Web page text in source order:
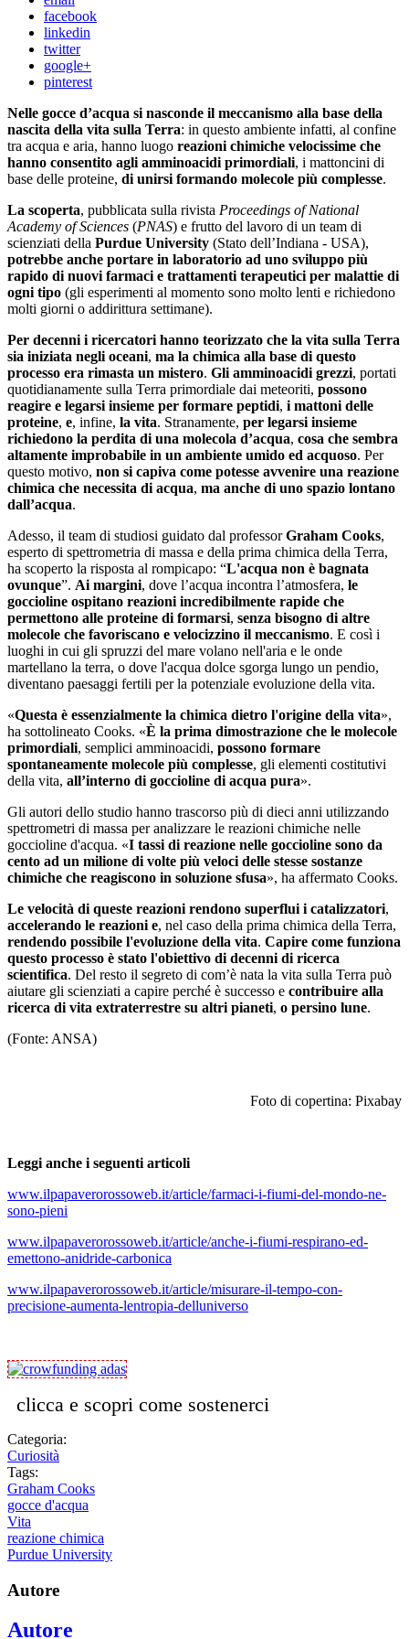
facebook
linkedin
twitter
google+
pinterest
Nelle gocce d’acqua si nasconde il meccanismo alla base della
nascita della vita sulla Terra: in questo ambiente infatti, al confine
tra acqua e aria, hanno luogo reazioni chimiche velocissime che
hanno consentito agli amminoacidi primordiali, i mattoncini di
base delle proteine, di unirsi formando molecole più complesse.
La scoperta, pubblicata sulla rivista Proceedings of National
Academy of Sciences (PNAS) e frutto del lavoro di un team di
scienziati della Purdue University (Stato dell’Indiana - USA),
potrebbe anche portare in laboratorio ad uno sviluppo più
rapido di nuovi farmaci e trattamenti terapeutici per malattie di
ogni tipo (gli esperimenti al momento sono molto lenti e richiedono
molti giorni o addirittura settimane).
Per decenni i ricercatori hanno teorizzato che la vita sulla Terra
sia iniziata negli oceani, ma la chimica alla base di questo
processo era rimasta un mistero. Gli amminoacidi grezzi, portati
quotidianamente sulla Terra primordiale dai meteoriti, possono
reagire e legarsi insieme per formare peptidi, i mattoni delle
proteine, e, infine, la vita. Stranamente, per legarsi insieme
richiedono la perdita di una molecola d’acqua, cosa che sembra
altamente improbabile in un ambiente umido ed acquoso. Per
questo motivo, non si capiva come potesse avvenire una reazione
chimica che necessita di acqua, ma anche di uno spazio lontano
dall’acqua.
Adesso, il team di studiosi guidato dal professorGraham Cooks,
esperto di spettrometria di massa e della prima chimica della Terra,
ha scoperto la risposta al rompicapo: “L'acqua non è bagnata
ovunque”. Ai margini, dove l’acqua incontra l’atmosfera, le
goccioline ospitano reazioni incredibilmente rapide che
permettono alle proteine di formarsi, senza bisogno di altre
molecole che favoriscano e velocizzino il meccanismo. E così i
luoghi in cui gli spruzzi del mare volano nell'aria e le onde
martellano la terra, o dove l'acqua dolce sgorga lungo un pendio,
diventano paesaggi fertili per la potenziale evoluzione della vita.
«Questa è essenzialmente la chimica dietro l'origine della vita»,
ha sottolineato Cooks. «È la prima dimostrazione che le molecole
primordiali, semplici amminoacidi, possono formare
spontaneamente molecole più complesse, gli elementi costitutivi
della vita, all’interno di goccioline di acqua pura».
Gli autori dello studio hanno trascorso più di dieci anni utilizzando
spettrometri di massa per analizzare le reazioni chimiche nelle
goccioline d'acqua. «I tassi di reazione nelle goccioline sono da
cento ad un milione di volte più veloci delle stesse sostanze
chimiche che reagiscono in soluzione sfusa», ha affermato Cooks.
Le velocità di queste reazioni rendono superflui i catalizzatori,
accelerando le reazioni e, nel caso della prima chimica della Terra,
rendendo possibile l'evoluzione della vita. Capire come funziona
questo processo è stato l'obiettivo di decenni di ricerca
scientifica. Del resto il segreto di com’è nata la vita sulla Terra può
aiutare gli scienziati a capire perché è successo e contribuire alla
ricerca di vita extraterrestre su altri pianeti, o persino lune.
(Fonte: ANSA)
Foto di copertina: Pixabay
Leggi anche i seguenti articoli
www.ilpapaverorossoweb.it/article/farmaci-i-fiumi-del-mondo-ne-
sono-pieni
www.ilpapaverorossoweb.it/article/anche-i-fiumi-respirano-ed-
emettono-anidride-carbonica
www.ilpapaverorossoweb.it/article/misurare-il-tempo-con-
precisione-aumenta-lentropia-delluniverso
clicca e scopri come sostenerci
Categoria:
Curiosità
Tags:
Graham Cooks
gocce d'acqua
Vita
reazione chimica
Purdue University
Autore
Autore